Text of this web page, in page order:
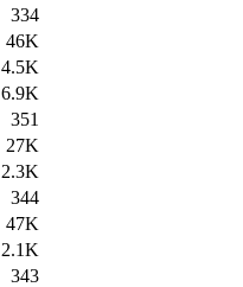
334
46K
4.5K
6.9K
351
27K
2.3K
344
47K
2.1K
343